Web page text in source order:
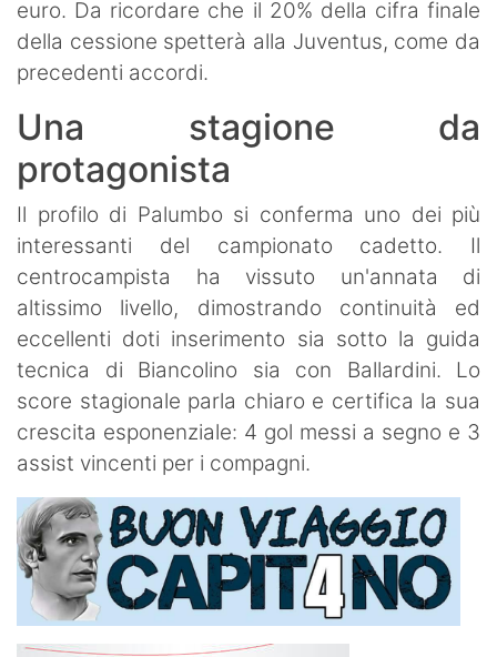
euro. Da ricordare che il 20% della cifra finale
della cessione spetterà alla Juventus, come da
precedenti accordi.
Una stagione da
protagonista
Il profilo di Palumbo si conferma uno dei più
interessanti del campionato cadetto. Il
centrocampista ha vissuto un'annata di
altissimo livello, dimostrando continuità ed
eccellenti doti inserimento sia sotto la guida
tecnica di Biancolino sia con Ballardini. Lo
score stagionale parla chiaro e certifica la sua
crescita esponenziale: 4 gol messi a segno e 3
assist vincenti per i compagni.